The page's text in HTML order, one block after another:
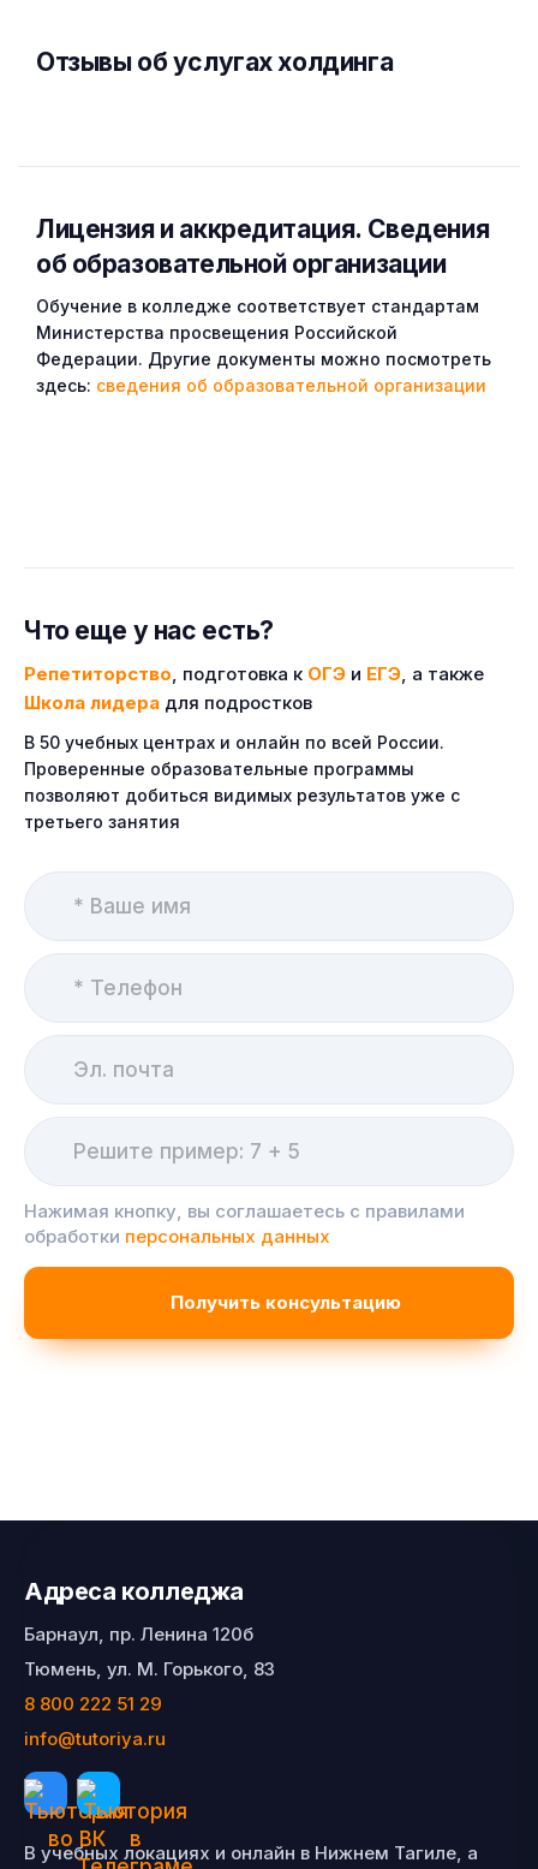
Отзывы об услугах холдинга
Лицензия и аккредитация. Cведения
об образовательной организации
Обучение в колледже соответствует стандартам
Министерства просвещения Российской
Федерации. Другие документы можно посмотреть
здесь: сведения об образовательной организации
Адреса колледжа
Барнаул, пр. Ленина 120б
Тюмень, ул. М. Горького, 83
8 800 222 51 29
info@tutoriya.ru
В учебных локациях и онлайн в Нижнем Тагиле, а
Что еще у нас есть?
Репетиторство, подготовка к ОГЭ и ЕГЭ, а также
Школа лидера для подростков
В 50 учебных центрах и онлайн по всей России.
Проверенные образовательные программы
позволяют добиться видимых результатов уже с
третьего занятия
Нажимая кнопку, вы соглашаетесь с правилами
обработки персональных данных